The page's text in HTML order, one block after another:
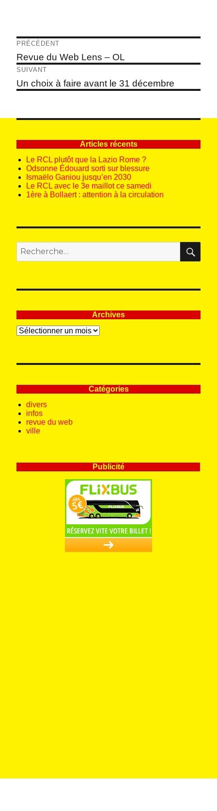
Navigation
de
l’article
PRÉCÉDENT
Article
précédent :
Revue du Web Lens – OL
SUIVANT
Article
suivant :
Un choix à faire avant le 31 décembre
Articles récents
Le RCL plutôt que la Lazio Rome ?
Odsonne Édouard sorti sur blessure
Ismaëlo Ganiou jusqu’en 2030
Le RCL avec le 3e maillot ce samedi
1ère à Bollaert : attention à la circulation
pour
:
Archives
Archives
Catégories
divers
infos
revue du web
ville